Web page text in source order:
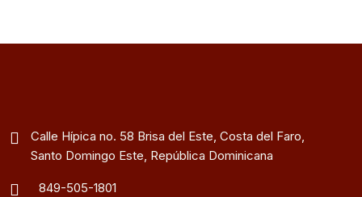
Calle Hípica no. 58 Brisa del Este, Costa del Faro,
Santo Domingo Este, República Dominicana
849-505-1801